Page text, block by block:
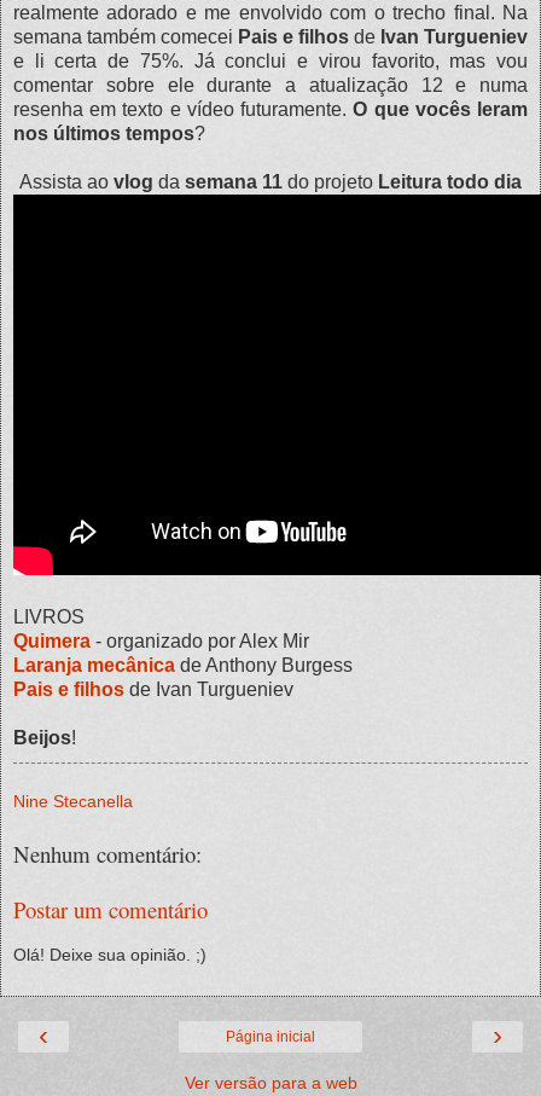
realmente adorado e me envolvido com o trecho final. Na
semana também comecei Pais e filhos de Ivan Turgueniev
e li certa de 75%. Já conclui e virou favorito, mas vou
comentar sobre ele durante a atualização 12 e numa
resenha em texto e vídeo futuramente.O que vocês leram
nos últimos tempos?
Assista ao vlog da semana 11 do projeto Leitura todo dia
LIVROS
Quimera - organizado por Alex Mir
Laranja mecânica de Anthony Burgess
Pais e filhos de Ivan Turgueniev
Beijos!
Nine Stecanella
Nenhum comentário:
Postar um comentário
Olá! Deixe sua opinião. ;)
‹ ›
Página inicial
Ver versão para a web